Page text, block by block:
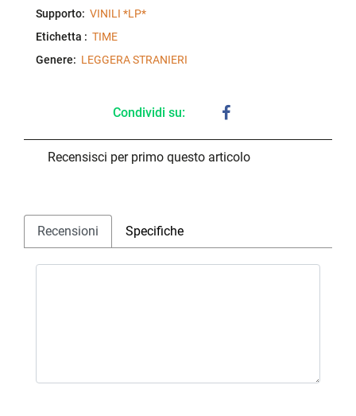
Supporto: VINILI *LP*
Etichetta : TIME
Genere: LEGGERA STRANIERI
Condividi su:
Recensisci per primo questo articolo
Recensioni Specifiche